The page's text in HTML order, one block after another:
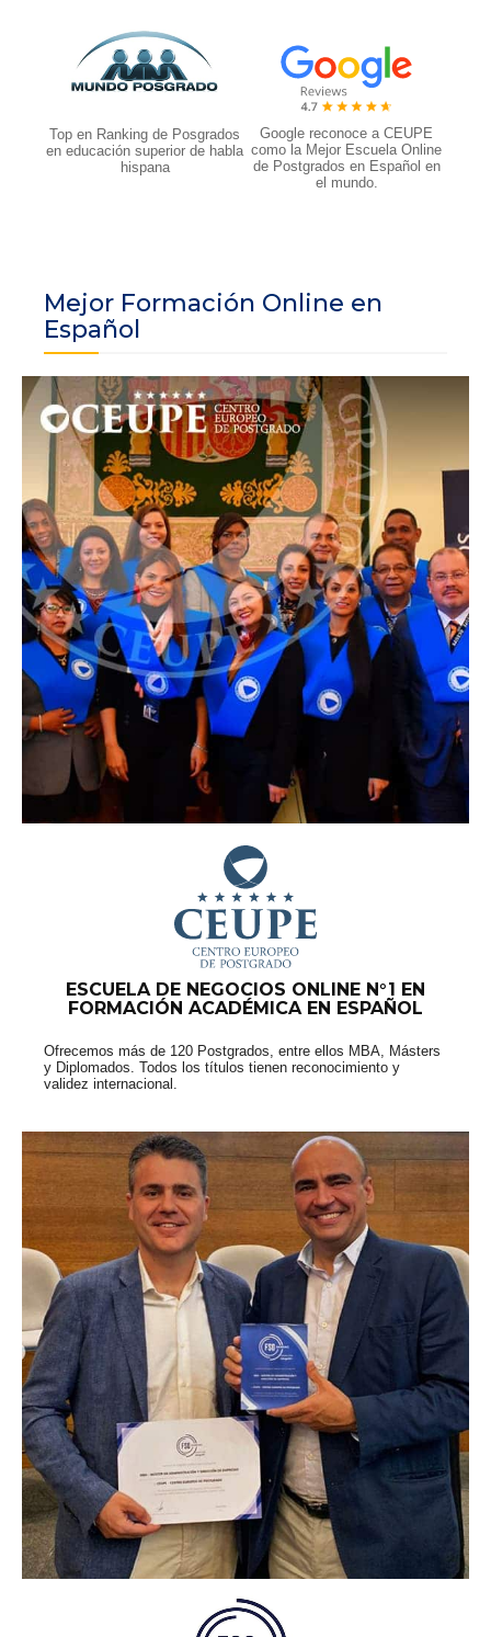
Top en Ranking de Posgrados
en educación superior de habla
hispana
Google reconoce a CEUPE
como la Mejor Escuela Online
de Postgrados en Español en
el mundo.
Mejor Formación Online en
Español
ESCUELA DE NEGOCIOS ONLINE N°1 EN
FORMACIÓN ACADÉMICA EN ESPAÑOL
Ofrecemos más de 120 Postgrados, entre ellos MBA, Másters
y Diplomados. Todos los títulos tienen reconocimiento y
validez internacional.